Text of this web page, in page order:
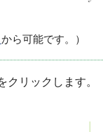
から可能です。）
リックします。